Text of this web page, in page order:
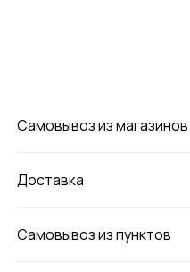
Самовывоз из магазинов
Доставка
Самовывоз из пунктов